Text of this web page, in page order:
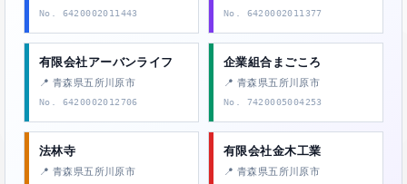
No. 6420002011443 No. 6420002011377
有限会社アーバンライフ
📍 青森県五所川原市
No. 6420002012706
企業組合まごころ
📍 青森県五所川原市
No. 7420005004253
法林寺
📍 青森県五所川原市
有限会社金木工業
📍 青森県五所川原市